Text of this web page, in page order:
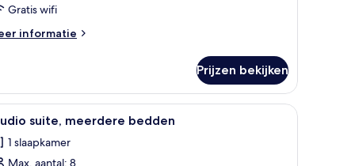
Gratis wifi
informatie
Prijzen bekijken
Een kluis op de kamer, verduisterende
3 suite, meerdere bedden
1 slaapkamer
Max. aantal: 8